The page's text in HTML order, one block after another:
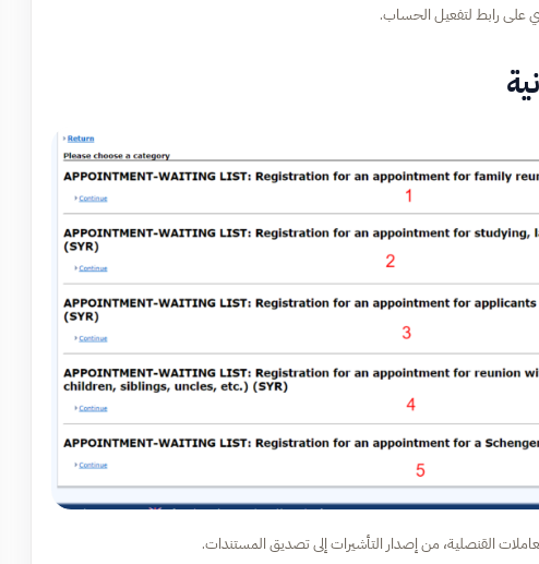
على رابط لتفعيل الحساب.
القنصلية، من إصدار التأشيرات إلى تصديق المستندات.